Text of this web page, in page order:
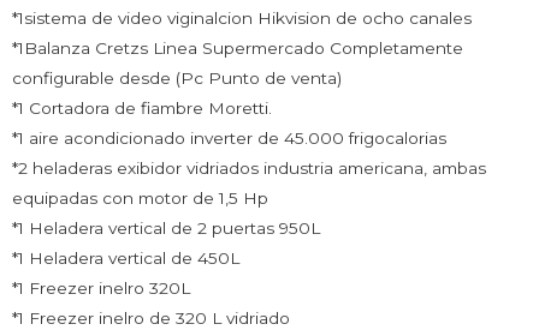
*1sistema de video viginalcion Hikvision de ocho canales
*1Balanza Cretzs Linea Supermercado Completamente
configurable desde (Pc Punto de venta)
*1 Cortadora de fiambre Moretti.
*1 aire acondicionado inverter de 45.000 frigocalorias
*2 heladeras exibidor vidriados industria americana, ambas
equipadas con motor de 1,5 Hp
*1 Heladera vertical de 2 puertas 950L
*1 Heladera vertical de 450L
*1 Freezer inelro 320L
*1 Freezer inelro de 320 L vidriado